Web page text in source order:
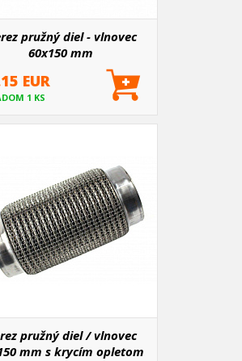
pružný diel - vlnovec
60x150 mm
EUR
1 KS
pružný diel / vlnovec
mm s krycím opletom